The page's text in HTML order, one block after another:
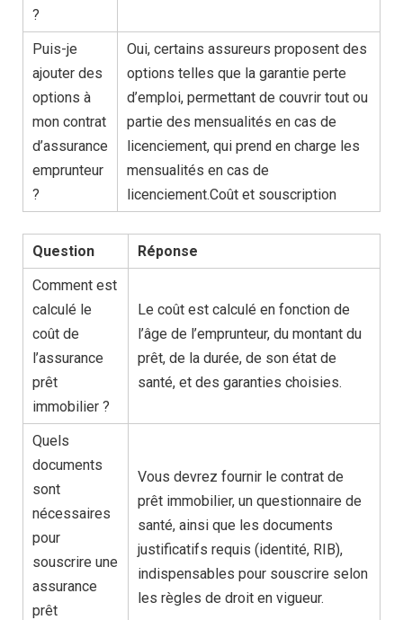
?
Puis-je
ajouter des
options à
mon contrat
d’assurance
emprunteur
?
Oui, certains assureurs proposent des
options telles que la garantie perte
d’emploi, permettant de couvrir tout ou
partie des mensualités en cas de
licenciement, qui prend en charge les
mensualités en cas de
licenciement.Coût et souscription
Question
Réponse
Comment est
calculé le
coût de
l’assurance
prêt
immobilier ?
Le coût est calculé en fonction de
l’âge de l’emprunteur, du montant du
prêt, de la durée, de son état de
santé, et des garanties choisies.
Quels
documents
sont
nécessaires
pour
souscrire une
assurance
prêt
Vous devrez fournir le contrat de
prêt immobilier, un questionnaire de
santé, ainsi que les documents
justificatifs requis (identité, RIB),
indispensables pour souscrire selon
les règles de droit en vigueur.